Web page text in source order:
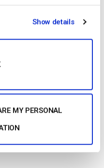
Show details
MY PERSONAL
en 2025